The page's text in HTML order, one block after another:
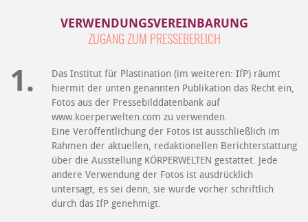
VERWENDUNGSVEREINBARUNG
ZUGANG ZUM PRESSEBEREICH
Das Institut für Plastination (im weiteren: IfP) räumt
hiermit der unten genannten Publikation das Recht ein,
Fotos aus der Pressebilddatenbank auf
www.koerperwelten.com zu verwenden.
Eine Veröffentlichung der Fotos ist ausschließlich im
Rahmen der aktuellen, redaktionellen Berichterstattung
über die Ausstellung KÖRPERWELTEN gestattet. Jede
andere Verwendung der Fotos ist ausdrücklich
untersagt, es sei denn, sie wurde vorher schriftlich
durch das IfP genehmigt.